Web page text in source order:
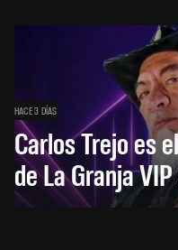
HACE 3 DÍAS
Carlos Trejo es
de La Granja